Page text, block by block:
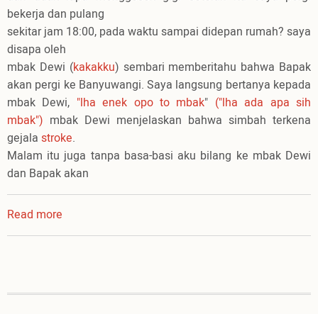
bekerja dan pulang
sekitar jam 18:00, pada waktu sampai didepan rumah? saya
disapa oleh
mbak Dewi (kakakku) sembari memberitahu bahwa Bapak
akan pergi ke Banyuwangi. Saya langsung bertanya kepada
mbak Dewi, "lha enek opo to mbak" ("lha ada apa sih
mbak") mbak Dewi menjelaskan bahwa simbah terkena
gejala stroke.
Malam itu juga tanpa basa-basi aku bilang ke mbak Dewi
dan Bapak akan
Read more
Perjalanan